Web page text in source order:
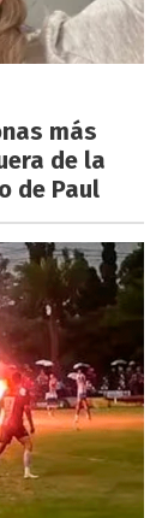
más
de la
de Paul